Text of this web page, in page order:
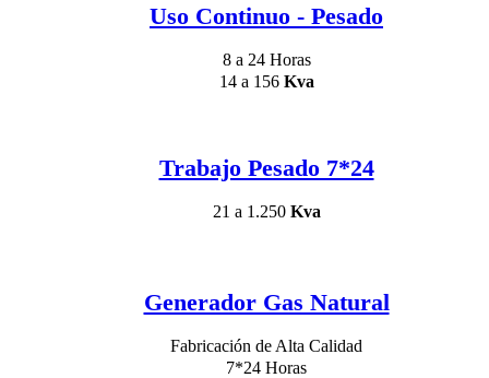
Uso Continuo - Pesado
8 a 24 Horas
14 a 156 Kva
Trabajo Pesado 7*24
21 a 1.250 Kva
Generador Gas Natural
Fabricación de Alta Calidad
7*24 Horas